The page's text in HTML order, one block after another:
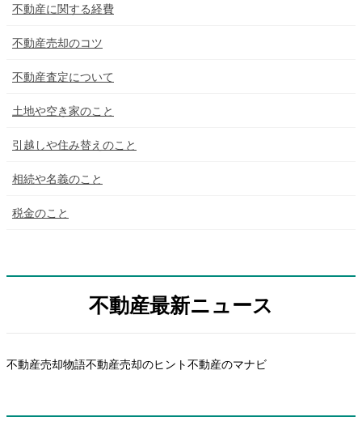
不動産に関する経費
不動産売却のコツ
不動産査定について
土地や空き家のこと
引越しや住み替えのこと
相続や名義のこと
税金のこと
不動産最新ニュース
不動産売却物語不動産売却のヒント不動産のマナビ